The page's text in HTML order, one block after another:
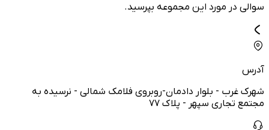
سوالی در مورد این مجموعه بپرسید.
آدرس
شهرک غرب - بلوار دادمان-روبروی فلامک شمالی - نرسیده به
مجتمع تجاری سپهر - پلاک ۷۷